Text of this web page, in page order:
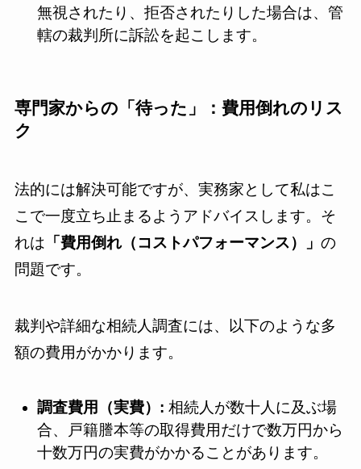
無視されたり、拒否されたりした場合は、管
轄の裁判所に訴訟を起こします。
専門家からの「待った」：費用倒れのリス
ク
法的には解決可能ですが、実務家として私はこ
こで一度立ち止まるようアドバイスします。そ
れは 「費用倒れ（コストパフォーマンス）」 の
問題です。
裁判や詳細な相続人調査には、以下のような多
額の費用がかかります。
調査費用（実費）: 相続人が数十人に及ぶ場
合、戸籍謄本等の取得費用だけで数万円から
十数万円の実費がかかることがあります。